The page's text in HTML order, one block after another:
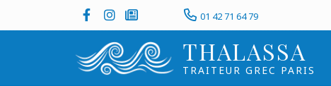
au
SocialFacebookInstagramDans la presse
Tel
top
header
01 42 71 64 79
THALASSA
TRAITEUR GREC PARIS